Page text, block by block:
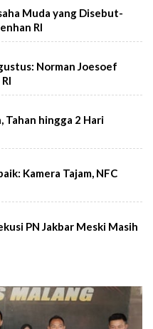
Muda yang Disebut-
RI
Norman Joesoef
Tahan hingga 2 Hari
Kamera Tajam, NFC
PN Jakbar Meski Masih